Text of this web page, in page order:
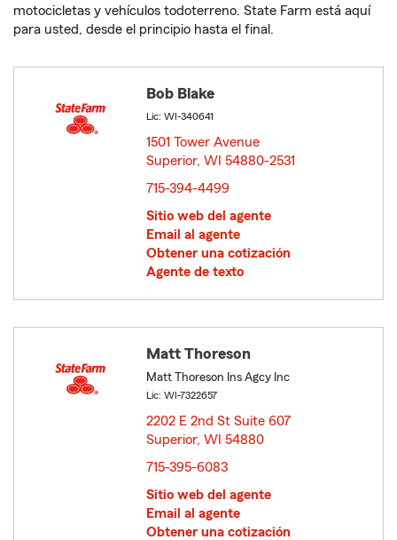
motocicletas y vehículos todoterreno. State Farm está aquí
para usted, desde el principio hasta el final.
Bob Blake
Lic: WI-340641
1501 Tower Avenue
Superior, WI 54880-2531
715-394-4499
Sitio web del agente
Email al agente
Obtener una cotización
Agente de texto
Matt Thoreson
Matt Thoreson Ins Agcy Inc
Lic: WI-7322657
2202 E 2nd St Suite 607
Superior, WI 54880
715-395-6083
Sitio web del agente
Email al agente
Obtener una cotización